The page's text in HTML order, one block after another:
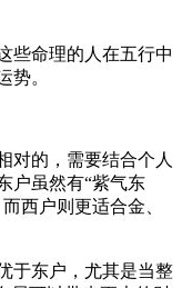
些命理的人在五行中
势。
对的，需要结合个人
户虽然有“紫气东
西户则更适合金、
于东户，尤其是当整